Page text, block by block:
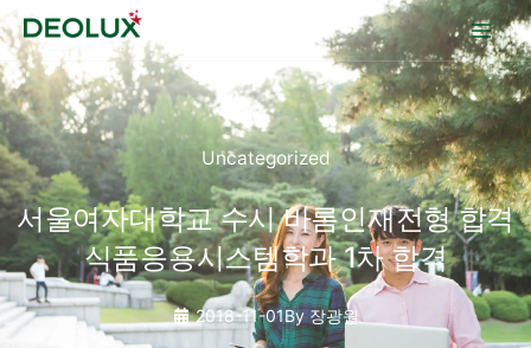
콘텐츠로
건너뛰기
Uncategorized
서울여자대학교 수시 바롬인재전형 합격
식품응용시스템학과 1차 합격
2018-11-01By장광원